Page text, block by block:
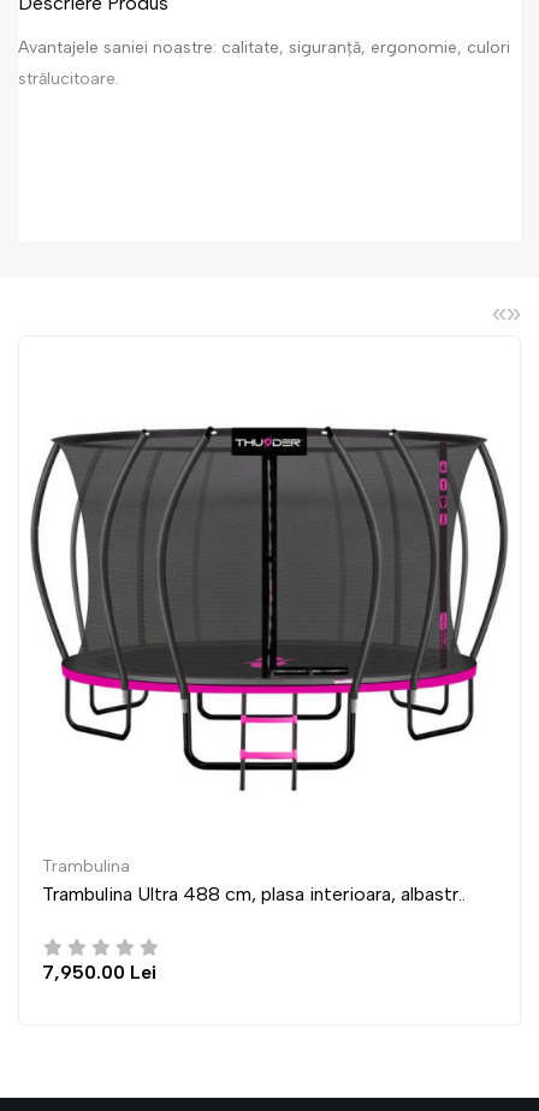
Avantajele saniei noastre: calitate, siguranță, ergonomie, culori
strălucitoare.
«»
488 cm, plasa interioara, albastr.. Trambulina